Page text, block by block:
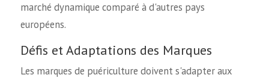
marché dynamique comparé à d'autres pays
européens.
Défis et Adaptations des Marques
Les marques de puériculture doivent s'adapter aux